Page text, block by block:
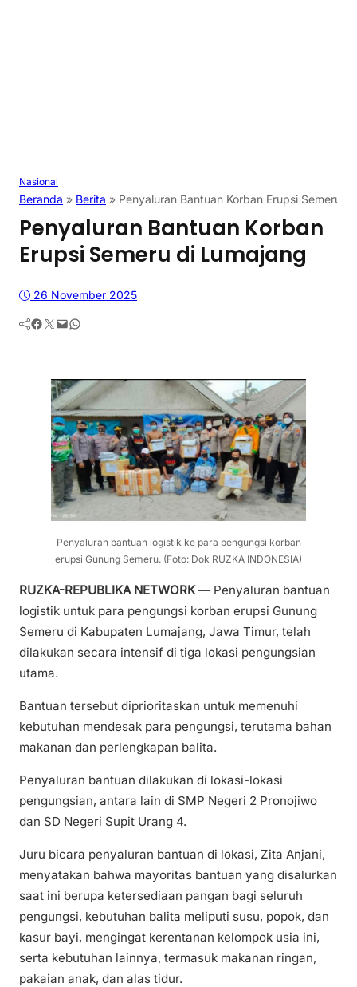
Nasional
Beranda » Berita » Penyaluran Bantuan Korban Erupsi Semeru
Penyaluran Bantuan Korban
Erupsi Semeru di Lumajang
26 November 2025
Facebook Twitter Mail WhatsApp
Penyaluran bantuan logistik ke para pengungsi korban
erupsi Gunung Semeru. (Foto: Dok RUZKA INDONESIA)
RUZKA-REPUBLIKA NETWORK— Penyaluran bantuan
logistik untuk para pengungsi korban erupsi Gunung
Semeru di Kabupaten Lumajang, Jawa Timur, telah
dilakukan secara intensif di tiga lokasi pengungsian
utama.
Bantuan tersebut diprioritaskan untuk memenuhi
kebutuhan mendesak para pengungsi, terutama bahan
makanan dan perlengkapan balita.
Penyaluran bantuan dilakukan di lokasi-lokasi
pengungsian, antara lain di SMP Negeri 2 Pronojiwo
dan SD Negeri Supit Urang 4.
Juru bicara penyaluran bantuan di lokasi, Zita Anjani,
menyatakan bahwa mayoritas bantuan yang disalurkan
saat ini berupa ketersediaan pangan bagi seluruh
pengungsi, kebutuhan balita meliputi susu, popok, dan
kasur bayi, mengingat kerentanan kelompok usia ini,
serta kebutuhan lainnya, termasuk makanan ringan,
pakaian anak, dan alas tidur.